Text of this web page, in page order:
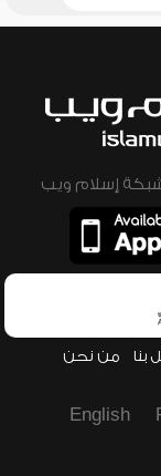
بنا من نحن
English